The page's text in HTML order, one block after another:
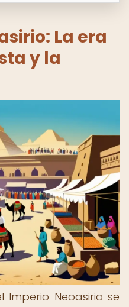
La era
y la
Imperio Neoasirio se